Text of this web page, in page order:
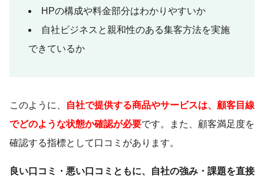
HPの構成や料金部分はわかりやすいか
自社ビジネスと親和性のある集客方法を実施
できているか
このように、
自社で提供する商品やサービスは、顧客目線
でどのような状態か確認が必要です。また、顧客満足度を
確認する指標として口コミがあります。
良い口コミ・悪い口コミともに、自社の強み・課題を直接